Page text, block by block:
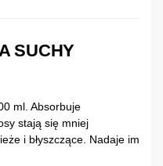
SUCHY
ml. Absorbuje
stają się mniej
i błyszczące. Nadaje im